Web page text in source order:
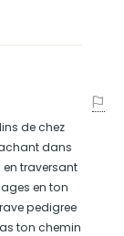
de chez
dans
traversant
​​en ton
pedigree
ton chemin